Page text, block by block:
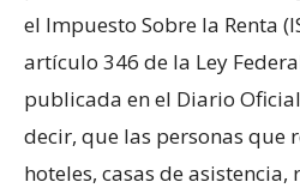
el Impuesto Sobre la Renta
artículo 346 de la Ley
publicada en el Diario
decir, que las personas que
hoteles, casas de